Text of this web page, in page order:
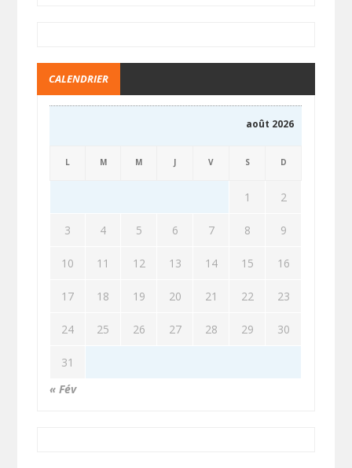
CALENDRIER
août 2026
L M M J V S D
1 2
3 4 5 6 7 8 9
10 11 12 13 14 15 16
17 18 19 20 21 22 23
24 25 26 27 28 29 30
31
« Fév